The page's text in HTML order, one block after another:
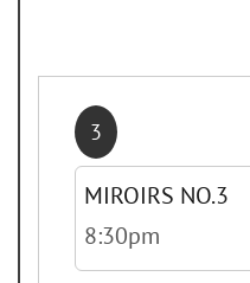
3
MIROIRS NO.3
8:30pm